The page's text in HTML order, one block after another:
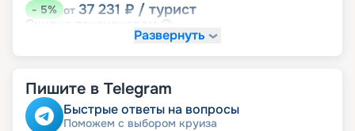
-5% от 37 231 ₽ / турист
Скидка
Развернуть
Пишите в Telegram
Быстрые ответы на вопросы
Поможем с выбором круиза